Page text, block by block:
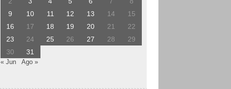
9
10 11 12 13 14
15
16
17 18 19 20 21
22
23
24 25 26 27 28
29
30
31
« Jun Ago »